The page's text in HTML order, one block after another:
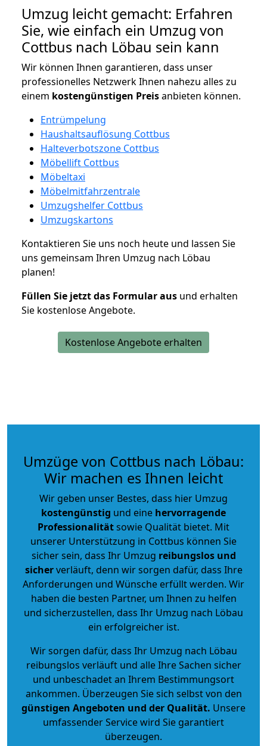
Umzug leicht gemacht: Erfahren
Sie, wie einfach ein Umzug von
Cottbus nach Löbau sein kann
Wir können Ihnen garantieren, dass unser
professionelles Netzwerk Ihnen nahezu alles zu
einem kostengünstigen Preisanbieten können.
Entrümpelung
Haushaltsauflösung Cottbus
Halteverbotszone Cottbus
Möbellift Cottbus
Möbeltaxi
Möbelmitfahrzentrale
Umzugshelfer Cottbus
Umzugskartons
Kontaktieren Sie uns noch heute und lassen Sie
uns gemeinsam Ihren Umzug nach Löbau
planen!
Füllen Sie jetzt das Formular aus und erhalten
Sie kostenlose Angebote.
Kostenlose Angebote erhalten
Umzüge von Cottbus nach Löbau:
Wir machen es Ihnen leicht
Wir geben unser Bestes, dass hier Umzug
kostengünstig und eine hervorragende
Professionalitätsowie Qualität bietet. Mit
unserer Unterstützung in Cottbus können Sie
sicher sein, dass Ihr Umzug reibungslos und
sicherverläuft, denn wir sorgen dafür, dass Ihre
Anforderungen und Wünsche erfüllt werden. Wir
haben die besten Partner, um Ihnen zu helfen
und sicherzustellen, dass Ihr Umzug nach Löbau
ein erfolgreicher ist.
Wir sorgen dafür, dass Ihr Umzug nach Löbau
reibungslos verläuft und alle Ihre Sachen sicher
und unbeschadet an Ihrem Bestimmungsort
ankommen. Überzeugen Sie sich selbst von den
günstigen Angeboten und der Qualität. Unsere
umfassender Service wird Sie garantiert
überzeugen.